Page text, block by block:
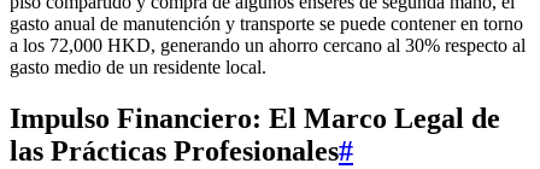
gasto anual de manutención y transporte se puede contener en torno
a los 72,000 HKD, generando un ahorro cercano al 30% respecto al
gasto medio de un residente local.
Impulso Financiero: El Marco Legal de
las Prácticas Profesionales#